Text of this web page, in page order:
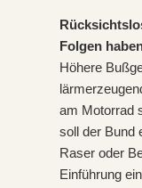
Folgen
Höhere
am Motorrad
soll der Bund
Raser oder
Einführung